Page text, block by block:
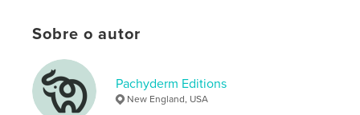
Sobre o autor
Pachyderm Editions
New England, USA